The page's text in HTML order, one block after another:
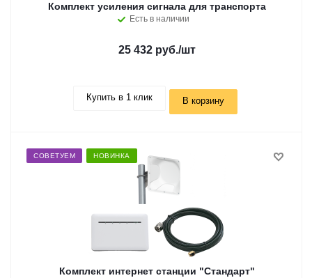
Комплект усиления сигнала для транспорта
Есть в наличии
25 432 руб./шт
Купить в 1 клик В корзину
СОВЕТУЕМ НОВИНКА
Комплект интернет станции "Стандарт"